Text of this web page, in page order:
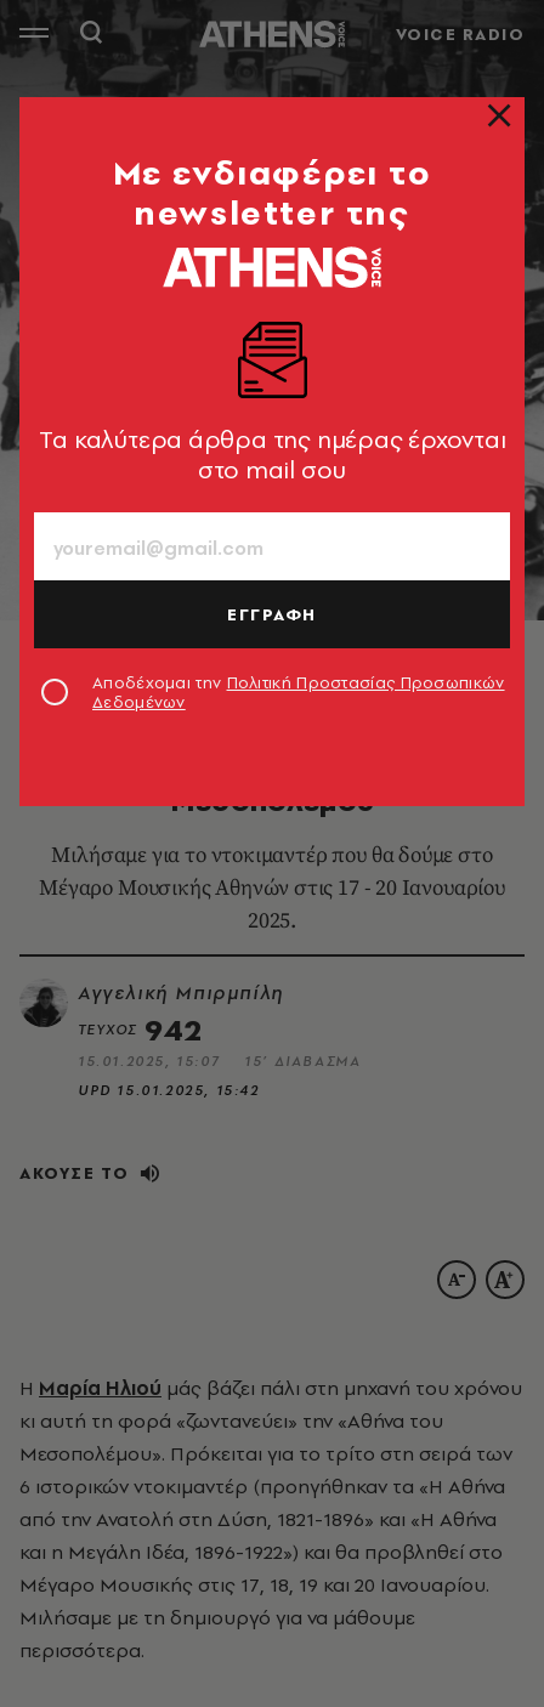
VOICE RADIO
Χαυτεία, δεκαετία 1930. Ευγενική παραχώρηση,
Μεσοπολέμου
Μιλήσαμε για το ντοκιμαντέρ που θα δούμε στο
Μέγαρο Μουσικής Αθηνών στις 17 - 20 Ιανουαρίου
2025.
Αγγελική Μπιρμπίλη
ΤΕΥΧΟΣ 942
15.01.2025, 15:07
15’ ΔΙΑΒΑΣΜΑ
UPD 15.01.2025, 15:42
ΑΚΟΥΣΕ ΤΟ
Η Μαρία Ηλιού μάς βάζει πάλι στη μηχανή του χρόνου
κι αυτή τη φορά «ζωντανεύει» την «Αθήνα του
Μεσοπολέμου». Πρόκειται για το τρίτο στη σειρά των
6 ιστορικών ντοκιμαντέρ (προηγήθηκαν τα «Η Αθήνα
από την Ανατολή στη Δύση, 1821-1896» και «Η Αθήνα
και η Μεγάλη Ιδέα, 1896-1922») και θα προβληθεί στο
Μέγαρο Μουσικής στις 17, 18, 19 και 20 Ιανουαρίου.
Μιλήσαμε με τη δημιουργό για να μάθουμε
περισσότερα.
Mε ενδιαφέρει το
newsletter της
Tα καλύτερα άρθρα της ημέρας έρχονται
στο mail σου
ΕΓΓΡΑΦΗ
Αποδέχομαι την Πολιτική Προστασίας Προσωπικών
Δεδομένων